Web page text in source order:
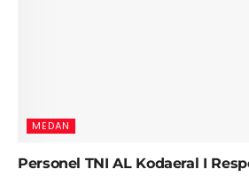
MEDAN
Personel TNI AL Kodaeral I